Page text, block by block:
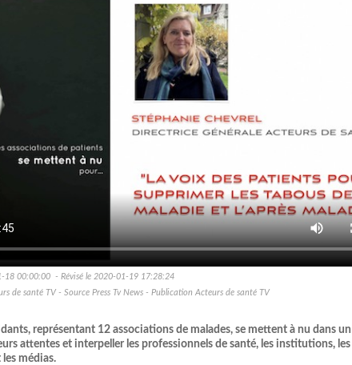
18 00:00:00 - Révisé le 2020-01-19 17:28:24
de santé TV - Source Press Tv News - Publication Acteurs de santé TV
représentant 12 associations de malades, se mettent à nu dans
attentes et interpeller les professionnels de santé, les institutions,
les médias.